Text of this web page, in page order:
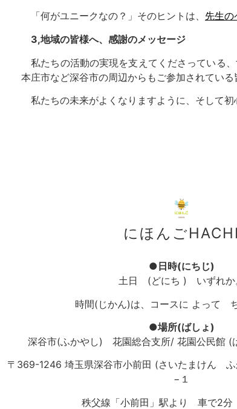
「何がユニークなの？」そのヒントは、 先生の
3,地域の皆様へ、感謝のメッセージ
私たちの活動の実現を支えてくださっている
本庄市など深谷市の周辺からもご参加されている
私たちの未来がよくなりますように、そして初
にほんごHACHI
●日時(にちじ)
土日 (どにち ) いずれか
時間(じかん)は、コースに よって ち
●場所(ばしょ)
深谷市(ふかやし) 花園総合支所/ 花園公民館 (
〒369-1246 埼玉県深谷市小前田 (さいたまけん
−１
秩父線「小前田」駅より 車で2